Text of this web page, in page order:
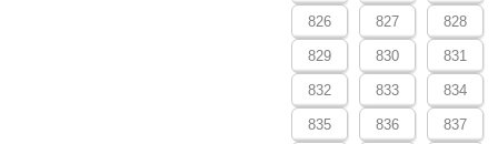
826 827 828
829 830 831
832 833 834
835 836 837